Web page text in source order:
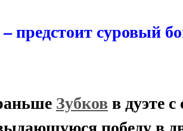
предстоит суровый
Зубковв дуэте